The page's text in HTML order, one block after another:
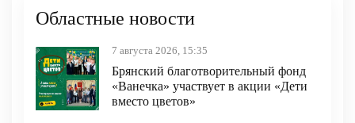
Областные новости
7 августа 2026, 15:35
Брянский благотворительный фонд
«Ванечка» участвует в акции «Дети
вместо цветов»